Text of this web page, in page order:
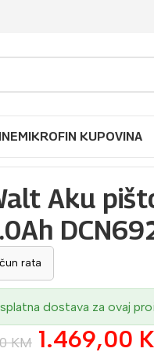
MIKROFIN KUPOVINA
Aku
rata
dostava za ovaj
KM 1.469,00